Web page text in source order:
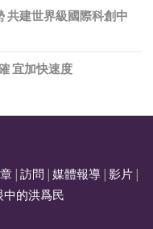
共建世界級國際科創中
宜加快速度
訪問 媒體報導 影片
中的洪爲民